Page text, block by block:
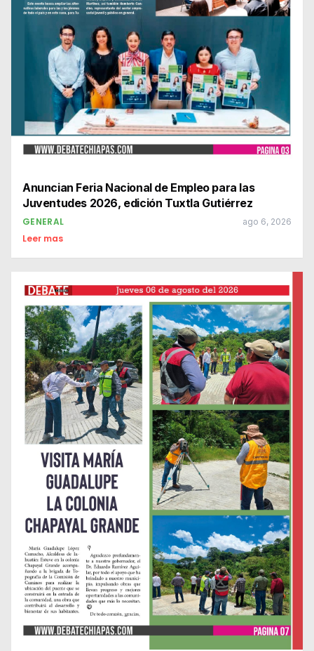
Anuncian Feria Nacional de Empleo para las
Juventudes 2026, edición Tuxtla Gutiérrez
GENERAL ago 6, 2026
Leer mas